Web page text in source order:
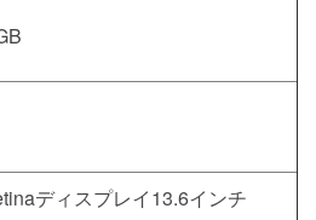
ディスプレイ13.6インチ